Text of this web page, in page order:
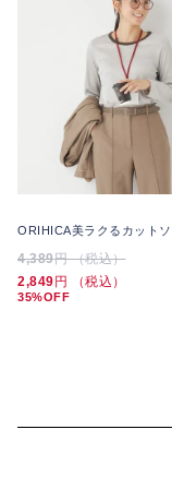
ORIHICA美ラクるカット
4,389円 （税込）
2,849 円 （税込）
35%OFF